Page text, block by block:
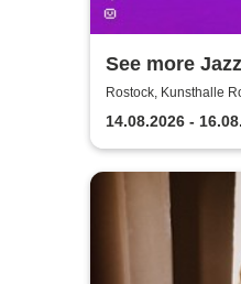
See more
Rostock, Kunsthalle
14.08.2026 -